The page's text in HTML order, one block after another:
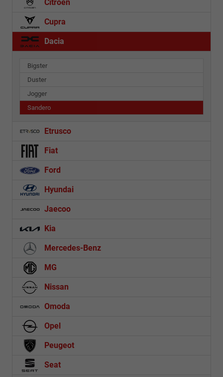
Citroën
Cupra
Dacia
Bigster
Duster
Jogger
Sandero
Etrusco
Fiat
Ford
Hyundai
Jaecoo
Kia
Mercedes-Benz
MG
Nissan
Omoda
Opel
Peugeot
Seat